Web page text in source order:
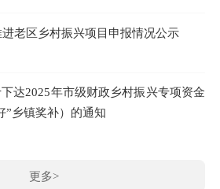
老区乡村振兴项目申报情况公示
达2025年市级财政乡村振兴专项资金
”乡镇奖补）的通知
更多>